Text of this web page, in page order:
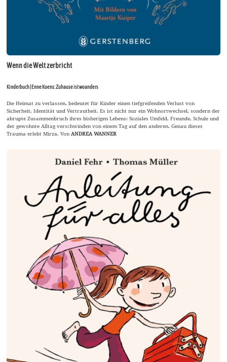
Wenn die Welt zerbricht
Kinderbuch | Enne Koens: Zuhause ist woanders
Die Heimat zu verlassen, bedeutet für Kinder einen tiefgreifenden Verlust von
Sicherheit, Identität und Vertrautheit. Es ist nicht nur ein Wohnortwechsel, sondern der
abrupte Zusammenbruch ihres bisherigen Lebens: Soziales Umfeld, Freunde, Schule und
der gewohnte Alltag verschwinden von einem Tag auf den anderen. Genau dieses
Trauma erlebt Mirza. Von ANDREA WANNER